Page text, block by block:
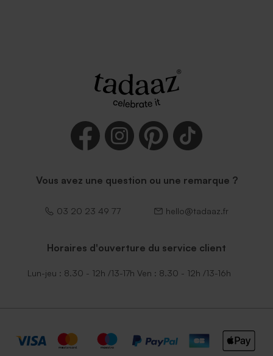
Vous avez une question ou une remarque ?
03 20 23 49 77 hello@tadaaz.fr
Horaires d'ouverture du service client
Lun-jeu : 8.30 - 12h /13-17h Ven : 8.30 - 12h /13-16h